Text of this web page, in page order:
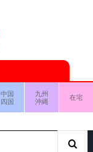
中国
四国
九州
沖縄
在宅